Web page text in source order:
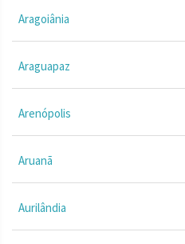
Aragoiânia
Araguapaz
Arenópolis
Aruanã
Aurilândia